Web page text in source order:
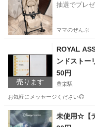
抽選でプレ
ママのぜんぶ
売ります
ROYAL
ンドストー
50円
豊栄駅
お気軽にメッセージください😊
新潟 新潟市 豊栄駅
未使用☆【